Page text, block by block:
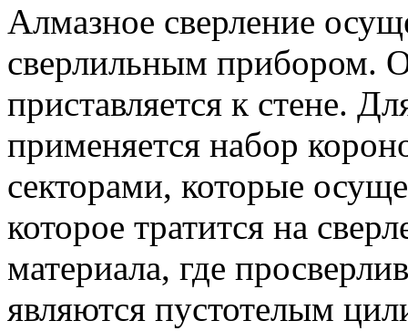
Алмазное сверление
сверлильным прибором.
приставляется к стене.
применяется набор
секторами, которые
которое тратится на
материала, где
являются пустотелым